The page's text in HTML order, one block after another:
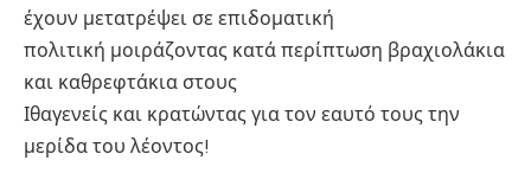
έχουν μετατρέψει σε επιδοματική
πολιτική μοιράζοντας κατά περίπτωση βραχιολάκια
και καθρεφτάκια στους
Ιθαγενείς και κρατώντας για τον εαυτό τους την
μερίδα του λέοντος!